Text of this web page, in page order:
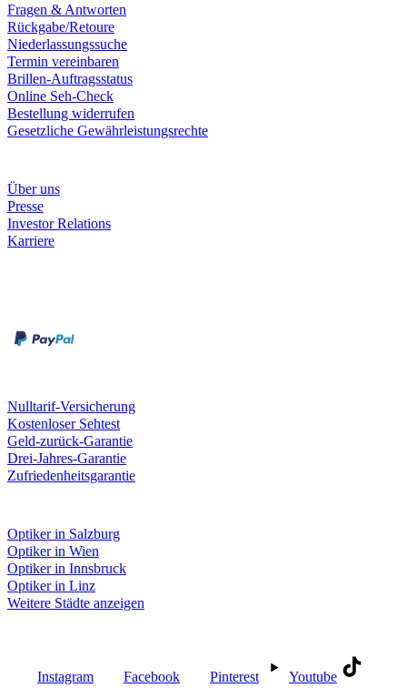
Fragen & Antworten
Rückgabe/Retoure
Niederlassungssuche
Termin vereinbaren
Brillen-Auftragsstatus
Online Seh-Check
Bestellung widerrufen
Gesetzliche Gewährleistungsrechte
Über uns
Presse
Investor Relations
Karriere
Nulltarif-Versicherung
Kostenloser Sehtest
Geld-zurück-Garantie
Drei-Jahres-Garantie
Zufriedenheitsgarantie
Optiker in Salzburg
Optiker in Wien
Optiker in Innsbruck
Optiker in Linz
Weitere Städte anzeigen
Instagram Facebook Pinterest Youtube